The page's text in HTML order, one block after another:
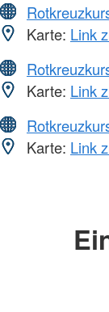
Karte: Link
Karte: Link
Karte: Link